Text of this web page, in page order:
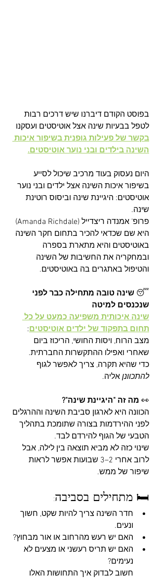
בפוסט הקודם דיברנו שיש דרכים רבות
לטפל בבעיות שינה אצל אוטיסטים ועסקנו
בקשר של פעילות גופנית בשיפור איכות
השינה בילדים ובני נוער אוטיסטים.
היום נעסוק בעוד מרכיב שיכול לסייע
בשיפור איכות השינה אצל ילדים ובני נוער
אוטיסטים: היגיינת שינה וביסוס רוטינת
שינה.
פרופ' אמנדה ריצדייל (Amanda Richdale)
היא שם שכדאי להכיר בתחום חקר השינה
באוטיסטים והיא מתארת בספרה
ובמחקריה את החשיבות של השינה
והטיפול באתגרים בה באוטיסטים.
😴 שינה טובה מתחילה כבר לפני
שנכנסים למיטה
שינה איכותית משפיעה כמעט על כל
תחום בתפקוד של ילדים אוטיסטים:
מצב הרוח, ויסות החושי, הריכוז ביום
שאחרי ואפילו ההתקשרות החברתית.
כדי שהיא תקרה, צריך לאפשר לגוף
להתכוונן אליה.
👀 מה זה "היגיינת שינה"?
הכוונה היא לארגון סביבת השינה וההרגלים
לפני ההירדמות בצורה שתומכת בתהליך
הטבעי של הגוף להירדם לבד.
שינוי כזה לא מביא תוצאה בין לילה, אבל
לרוב אחרי 2–3 שבועות אפשר לראות
שיפור של ממש.
🛏️ מתחילים בסביבה:
חדר השינה צריך להיות שקט, חשוך
ונעים.
האם יש רעש מהרחוב או אור מבחוץ?
האם יש תריס רעשני או מצעים לא
נעימים?
חשוב לבדוק איך התחושות האלו